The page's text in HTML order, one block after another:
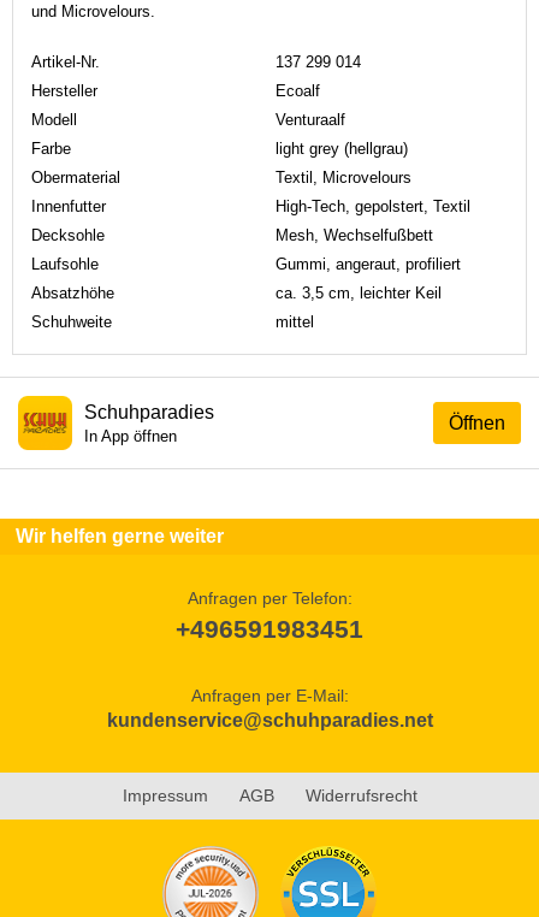
und Microvelours.
Artikel-Nr.
137 299 014
Hersteller
Ecoalf
Modell
Venturaalf
Farbe
light grey (hellgrau)
Obermaterial
Textil, Microvelours
Innenfutter
High-Tech, gepolstert, Textil
Decksohle
Mesh, Wechselfußbett
Laufsohle
Gummi, angeraut, profiliert
Absatzhöhe
ca. 3,5 cm, leichter Keil
Schuhweite
mittel
Öffnen
Schuhparadies
In App öffnen
Wir helfen gerne weiter
Anfragen per Telefon:
+496591983451
Anfragen per E-Mail:
kundenservice@schuhparadies.net
Impressum AGB Widerrufsrecht